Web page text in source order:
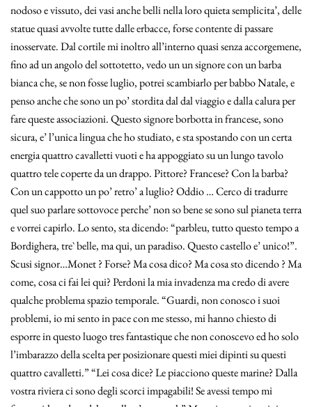
nodoso e vissuto, dei vasi anche belli nella loro quieta semplicita’, delle
statue quasi avvolte tutte dalle erbacce, forse contente di passare
inosservate. Dal cortile mi inoltro all’interno quasi senza accorgemene,
fino ad un angolo del sottotetto, vedo un un signore con un barba
bianca che, se non fosse luglio, potrei scambiarlo per babbo Natale, e
penso anche che sono un po’ stordita dal dal viaggio e dalla calura per
fare queste associazioni. Questo signore borbotta in francese, sono
sicura, e’ l’unica lingua che ho studiato, e sta spostando con un certa
energia quattro cavalletti vuoti e ha appoggiato su un lungo tavolo
quattro tele coperte da un drappo. Pittore? Francese? Con la barba?
Con un cappotto un po’ retro’ a luglio? Oddio … Cerco di tradurre
quel suo parlare sottovoce perche’ non so bene se sono sul pianeta terra
e vorrei capirlo. Lo sento, sta dicendo: “parbleu, tutto questo tempo a
Bordighera, tre` belle, ma qui, un paradiso. Questo castello e’ unico!”.
Scusi signor…Monet ? Forse? Ma cosa dico? Ma cosa sto dicendo ? Ma
come, cosa ci fai lei qui? Perdoni la mia invadenza ma credo di avere
qualche problema spazio temporale. “Guardi, non conosco i suoi
problemi, io mi sento in pace con me stesso, mi hanno chiesto di
esporre in questo luogo tres fantastique che non conoscevo ed ho solo
l’imbarazzo della scelta per posizionare questi miei dipinti su questi
quattro cavalletti.” “Lei cosa dice? Le piacciono queste marine? Dalla
vostra riviera ci sono degli scorci impagabili! Se avessi tempo mi